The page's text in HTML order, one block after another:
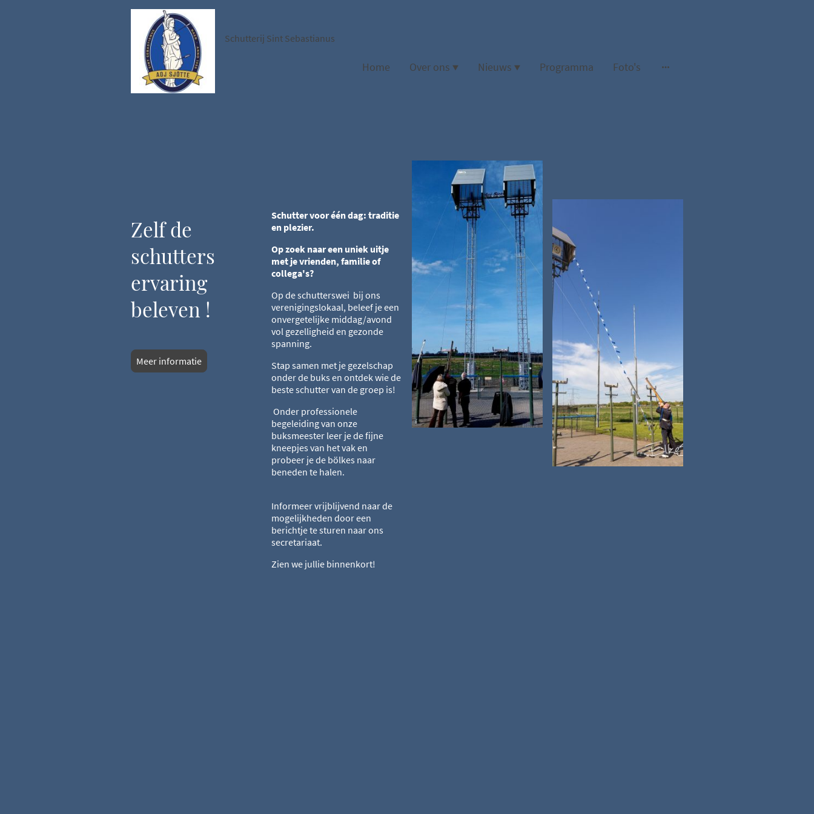
Schutterij Sint Sebastianus
Home Over ons Nieuws Programma Foto's
Zelf de
schutters
ervaring
beleven !
Meer informatie
Schutter voor één dag: traditie
en plezier.
Op zoek naar een uniek uitje
met je vrienden, familie of
collega's?
Op de schutterswei bij ons
verenigingslokaal, beleef je een
onvergetelijke middag/avond
vol gezelligheid en gezonde
spanning.
Stap samen met je gezelschap
onder de buks en ontdek wie de
beste schutter van de groep is!
Onder professionele
begeleiding van onze
buksmeester leer je de fijne
kneepjes van het vak en
probeer je de bölkes naar
beneden te halen.
Informeer vrijblijvend naar de
mogelijkheden door een
berichtje te sturen naar ons
secretariaat.
Zien we jullie binnenkort!